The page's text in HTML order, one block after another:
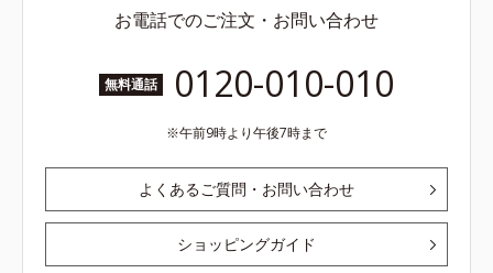
お電話でのご注文・お問い合わせ
無料通話 0120-010-010
午前9時より午後7時まで
よくあるご質問・お問い合わせ
ショッピングガイド